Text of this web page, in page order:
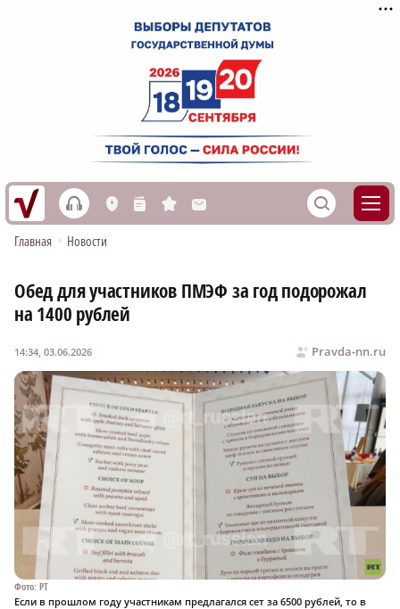
h L n s M S
Главная • Новости
Обед для участников ПМЭФ за год подорожал
на 1400 рублей
Pravda-nn.ru
14:34, 03.06.2026
Фото: РТ
Если в прошлом году участникам предлагался сет за 6500 рублей, то в